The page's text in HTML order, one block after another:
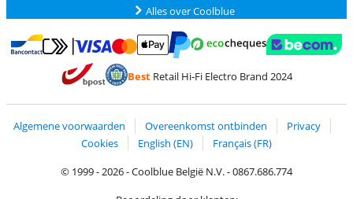
Alles over Coolblue
Betalen met Bancontact
Betalen met MasterCard en Visa via ClickToPay
BestRetail Hi-Fi Electro Brand 2024
Algemene voorwaarden Overeenkomst ontbinden
Privacy
Cookies
English (EN)
Français (FR)
© 1999 - 2026 - Coolblue België N.V. - 0867.686.774